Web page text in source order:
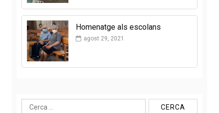
Homenatge als escolans
agost 29, 2021
Cerca: